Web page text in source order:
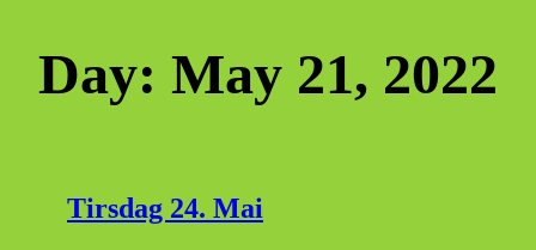
Day: May 21, 2022
Tirsdag 24. Mai